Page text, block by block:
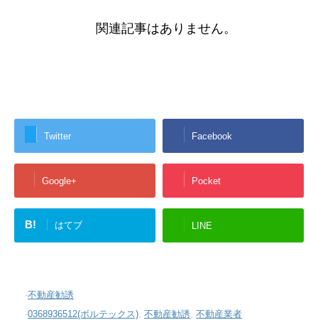
関連記事はありません。
Twitter Facebook
Google+ Pocket
B! はてブ LINE
-不動産勧誘
-0368936512(ボルテックス) 不動産勧誘 不動産業者